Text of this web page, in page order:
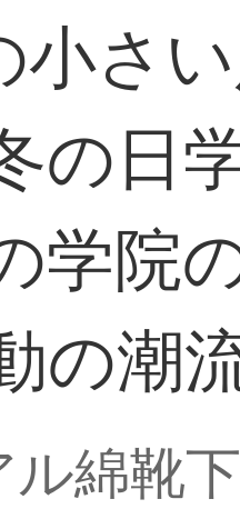
さ
の日
学院
の潮
ル綿靴